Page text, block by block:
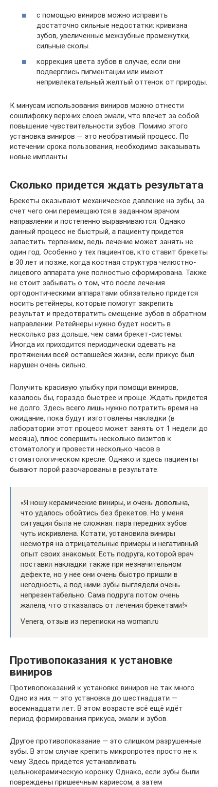
с помощью виниров можно исправить
достаточно сильные недостатки: кривизна
зубов, увеличенные межзубные промежутки,
сильные сколы.
коррекция цвета зубов в случае, если они
подверглись пигментации или имеют
непривлекательный желтый оттенок от природы.
К минусам использования виниров можно отнести
сошлифовку верхних слоев эмали, что влечет за собой
повышение чувствительности зубов. Помимо этого
установка виниров — это необратимый процесс. По
истечении срока пользования, необходимо заказывать
новые импланты.
Сколько придется ждать результата
Брекеты оказывают механическое давление на зубы, за
счет чего они перемещаются в заданном врачом
направлении и постепенно выравниваются. Однако
данный процесс не быстрый, а пациенту придется
запастить терпением, ведь лечение может занять не
один год. Особенно у тех пациентов, кто ставит брекеты
в 30 лет и позже, когда костная структура челюстно-
лицевого аппарата уже полностью сформирована. Также
не стоит забывать о том, что после лечения
ортодонтическими аппаратами обязательно придется
носить ретейнеры, которые помогут закрепить
результат и предотвратить смещение зубов в обратном
направлении. Ретейнеры нужно будет носить в
несколько раз дольше, чем сами брекет-системы.
Иногда их приходится периодически одевать на
протяжении всей оставшейся жизни, если прикус был
нарушен очень сильно.
Получить красивую улыбку при помощи виниров,
казалось бы, гораздо быстрее и проще. Ждать придется
не долго. Здесь всего лишь нужно потратить время на
ожидание, пока будут изготовлены накладки (в
лаборатории этот процесс может занять от 1 недели до
месяца), плюс совершить несколько визитов к
стоматологу и провести несколько часов в
стоматологическом кресле. Однако и здесь пациенты
бывают порой разочарованы в результате.
«Я ношу керамические виниры, и очень довольна,
что удалось обойтись без брекетов. Но у меня
ситуация была не сложная: пара передних зубов
чуть искривлена. Кстати, установила виниры
несмотря на отрицательные примеры и негативный
опыт своих знакомых. Есть подруга, которой врач
поставил накладки также при незначительном
дефекте, но у нее они очень быстро пришли в
негодность, а под ними зубы выглядели очень
непрезентабельно. Сама подруга потом очень
жалела, что отказалась от лечения брекетами!»
Venera, отзыв из переписки на woman.ru
Противопоказания к установке
виниров
Противопоказаний к установке виниров не так много.
Одно из них — это установка до шестнадцати —
восемнадцати лет. В этом возрасте всё ещё идёт
период формирования прикуса, эмали и зубов.
Другое противопоказание — это слишком разрушенные
зубы. В этом случае крепить микропротез просто не к
чему. Здесь придётся устанавливать
цельнокерамическую коронку. Однако, если зубы были
повреждены пришеечным кариесом, а затем